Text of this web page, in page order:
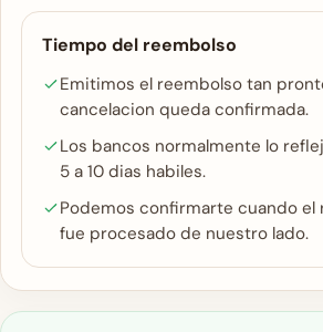
Tiempo del reembolso
Emitimos el reembolso tan
cancelacion queda confirmada.
Los bancos normalmente lo
5 a 10 dias habiles.
Podemos confirmarte cuando el
fue procesado de nuestro lado.